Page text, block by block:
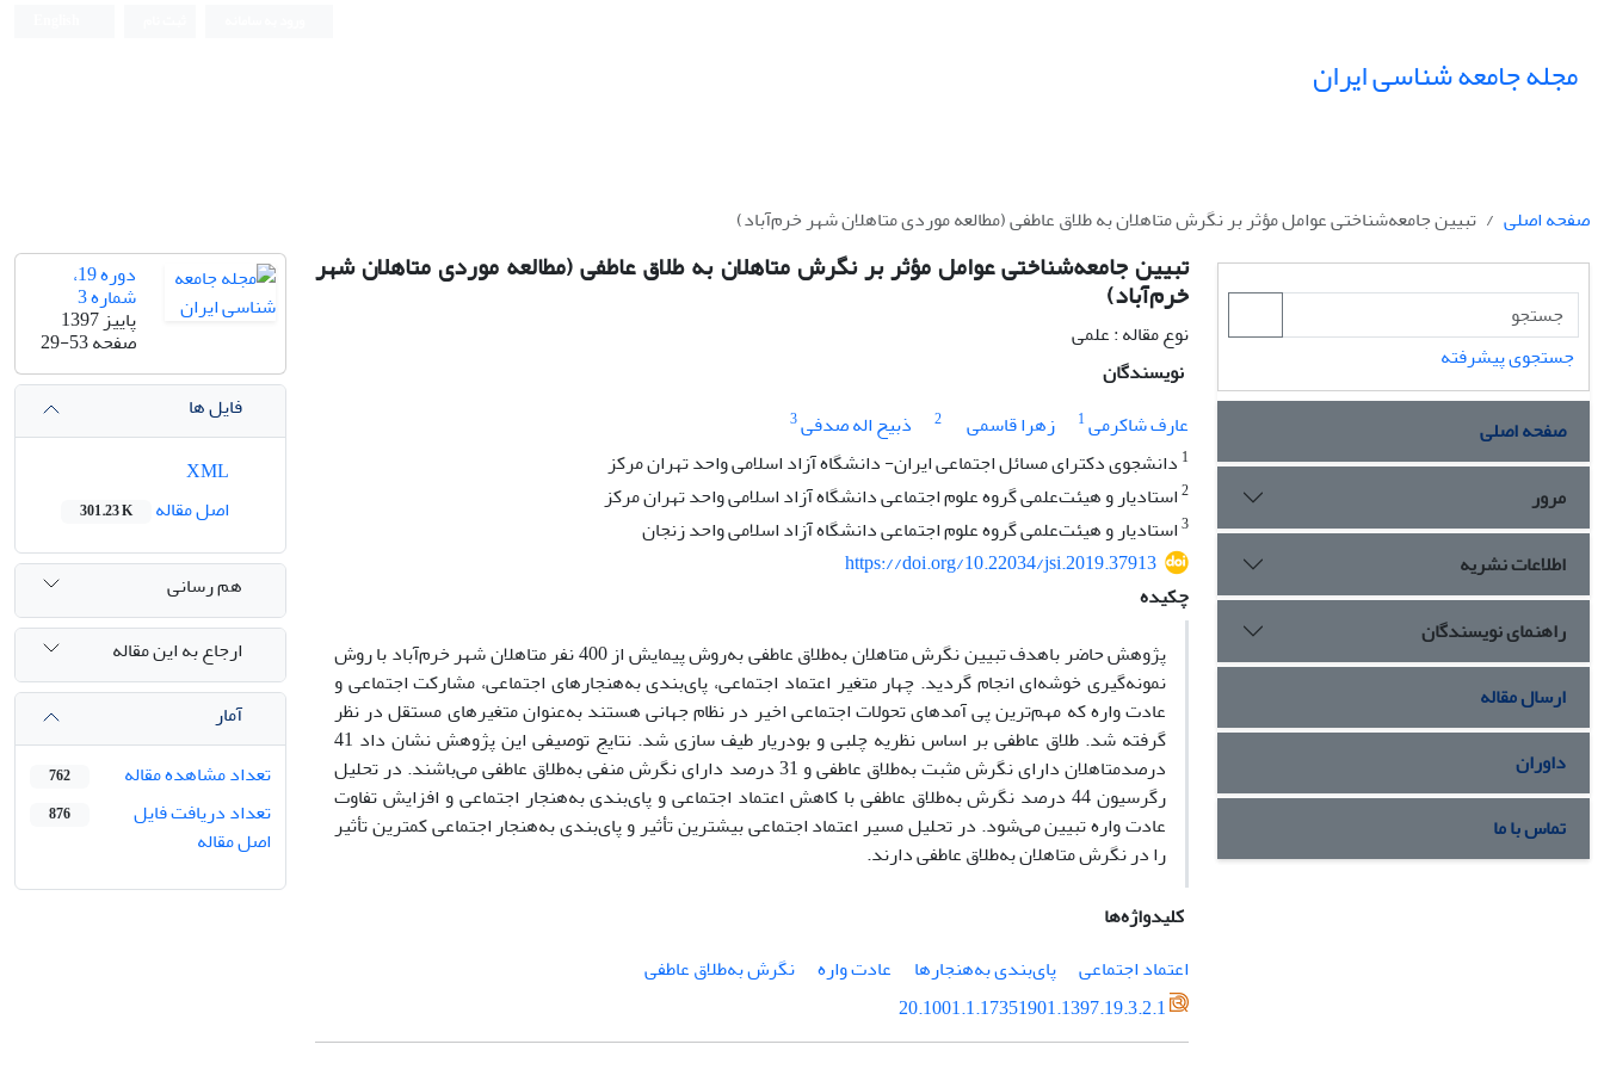
مجله جامعه شناسی ایران
صفحه اصلی تبیین جامعه‌شناختی عوامل مؤثر بر نگرش متاهلان به‌ طلاق عاطفی (مطالعه موردی متاهلان شهر خرم‌آباد)
تبیین جامعه‌شناختی عوامل مؤثر بر نگرش متاهلان به‌ طلاق عاطفی (مطالعه موردی متاهلان شهر
خرم‌آباد)
نوع مقاله : علمی
نویسندگان
عارف شاکرمی1 زهرا قاسمی 2 ذبیح اله صدفی3
1 دانشجوی دکترای مسائل اجتماعی ایران- دانشگاه آزاد اسلامی واحد تهران مرکز
2استادیار و هیئت‌علمی گروه علوم اجتماعی دانشگاه آزاد اسلامی واحد تهران مرکز
3استادیار و هیئت‌علمی گروه علوم اجتماعی دانشگاه آزاد اسلامی واحد زنجان
https://doi.org/10.22034/jsi.2019.37913
چکیده
پژوهش حاضر باهدف تبیین نگرش متاهلان به‌طلاق عاطفی به‌روش پیمایش از 400 نفر متاهلان شهر خرم‌آباد با روش
نمونه‌گیری خوشه‌ای انجام گردید. چهار متغیر اعتماد اجتماعی، پای‌بندی به‌هنجارهای اجتماعی، مشارکت اجتماعی و
عادت واره که مهم‌ترین پی آمدهای تحولات اجتماعی اخیر در نظام جهانی هستند به‌عنوان متغیرهای مستقل در نظر
گرفته شد. طلاق عاطفی بر اساس نظریه چلبی و بودریار طیف سازی شد. نتایج توصیفی این پژوهش نشان داد 41
درصدمتاهلان دارای نگرش مثبت به‌طلاق عاطفی و 31 درصد دارای نگرش منفی به‌طلاق عاطفی می‌باشند. در تحلیل
رگرسیون 44 درصد نگرش به‌طلاق عاطفی با کاهش اعتماد اجتماعی و پای‌بندی به‌هنجار اجتماعی و افزایش تفاوت
عادت واره تبیین می‌شود. در تحلیل مسیر اعتماد اجتماعی بیشترین تأثیر و پای‌بندی به‌هنجار اجتماعی کمترین تأثیر
را در نگرش متاهلان به‌طلاق عاطفی دارند.
کلیدواژه‌ها
اعتماد اجتماعی
پای‌بندی به‌هنجارها عادت واره
نگرش به‌طلاق عاطفی
20.1001.1.17351901.1397.19.3.2.1
دوره 19،
شماره 3
پاییز 1397
صفحه29-53
فایل ها
اصل مقاله
301.23 K
هم رسانی
ارجاع به این مقاله
آمار
تعداد مشاهده مقاله
762
تعداد دریافت فایل
اصل مقاله
876
جستجوی پیشرفته
صفحه اصلی
مرور
اطلاعات نشریه
راهنمای نویسندگان
ارسال مقاله
داوران
تماس با ما